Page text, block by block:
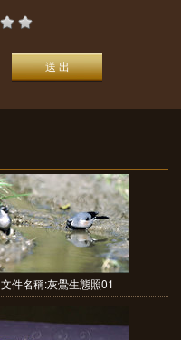
文件名稱:灰鷽生態照01